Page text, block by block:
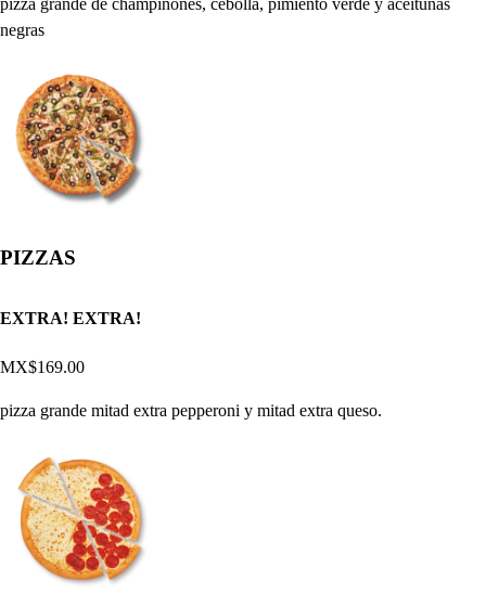
pizza grande de champiñones, cebolla, pimiento verde y aceitunas
negras
PIZZAS
EXTRA! EXTRA!
MX$169.00
pizza grande mitad extra pepperoni y mitad extra queso.